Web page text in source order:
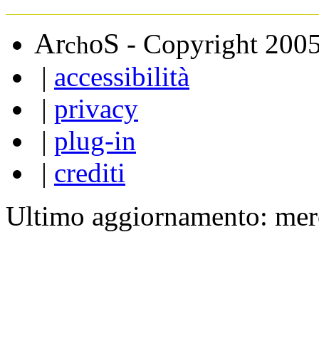
ArchoS - Copyright
| accessibilità
| privacy
| plug-in
| crediti
Ultimo aggiornamento: